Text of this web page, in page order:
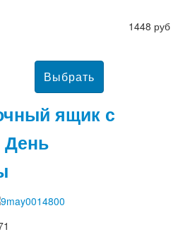
1448 руб
ящик с
День